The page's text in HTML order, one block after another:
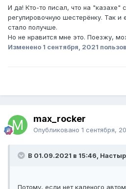
И да! Кто-то писал, что на "казахе"
регулировочную шестерёнку. Так и
стало получше.
Но не нравится мне это. Поезжу,
Изменено 1 сентября, 2021
max_rocker
Опубликовано 1 сентября,
В 01.09.2021 в 15:46,
Потому, если нет каленого